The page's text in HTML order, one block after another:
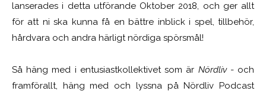
lanserades i detta utförande Oktober 2018, och ger allt
för att ni ska kunna få en bättre inblick i spel, tillbehör,
hårdvara och andra härligt nördiga spörsmål!
Så häng med i entusiastkollektivet som är Nördliv- och
framförallt, häng med och lyssna på Nördliv Podcast